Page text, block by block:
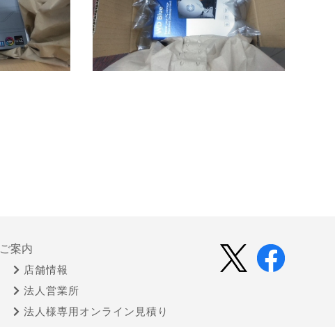
ご案内
店舗情報
法人営業所
法人様専用オンライン見積り